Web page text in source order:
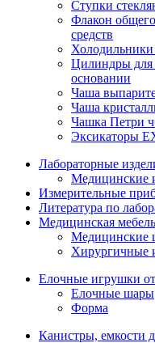
Ступки
Флакон
средств
Цилиндры для
основании
Чаша
Чаша
Чашка Петри
Эксикаторы
Лабораторные
Медицинские
Измерительные
Литература по
Медицинская
Медицинские
Хирургичные
Елочные игрушки
Елочные шары
Форма
Канистры, емкости